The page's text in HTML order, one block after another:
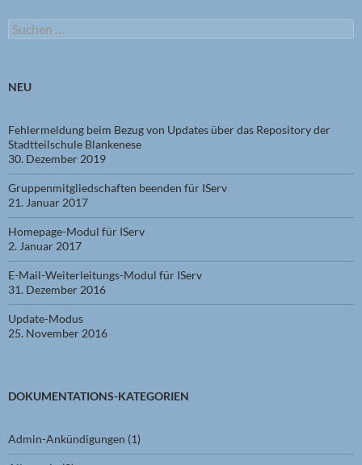
Suchen
nach:
NEU
Fehlermeldung beim Bezug von Updates über das Repository der
Stadtteilschule Blankenese
30. Dezember 2019
Gruppenmitgliedschaften beenden für IServ
21. Januar 2017
Homepage-Modul für IServ
2. Januar 2017
E-Mail-Weiterleitungs-Modul für IServ
31. Dezember 2016
Update-Modus
25. November 2016
DOKUMENTATIONS-KATEGORIEN
Admin-Ankündigungen (1)